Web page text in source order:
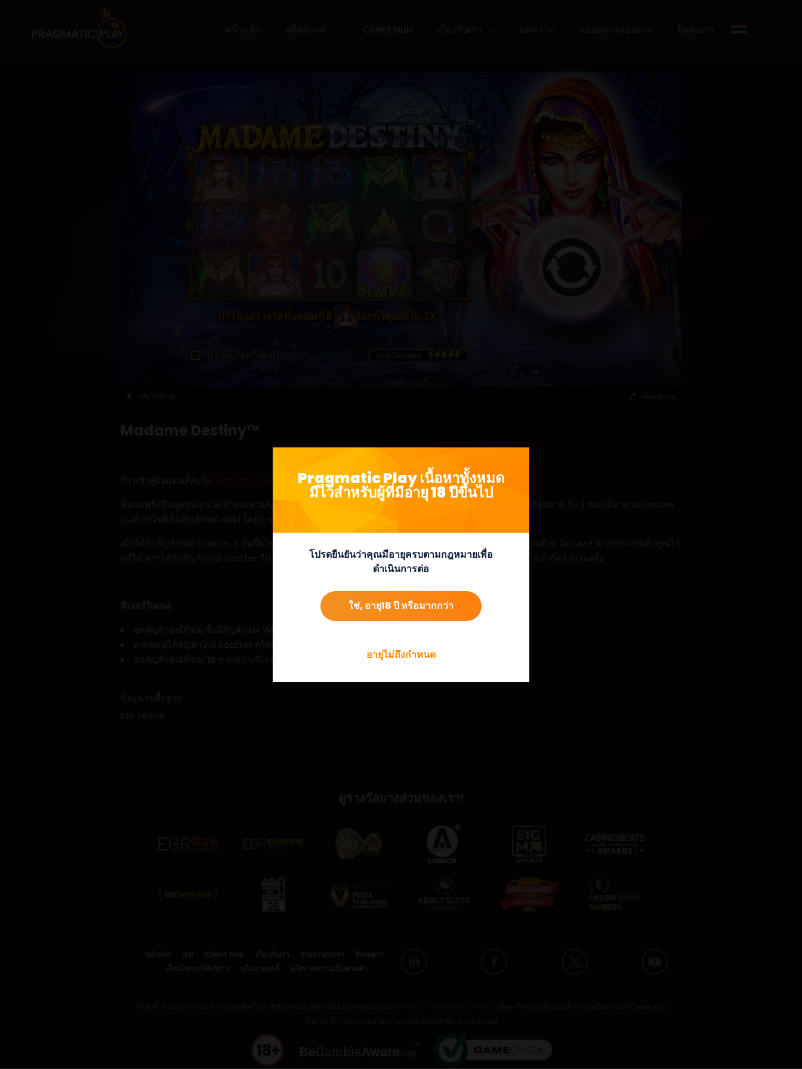
กลับไปที่เกม เต็มหน้าจอ
Madame Destiny™
ก้าวเข้าสู่ดินแดนลี้ลับใน
ค้นพบฟรีสปินสุดขนลุกและตัวคูณชวนสะพรึงท่ามกลางสัญลักษณ์แมวดำ ไพ่ทาโรต์ และเทียนที่ประดับอยู่บนกริดขนาด 5×3 ขณะที่มาดาม Destiny
เองทำหน้าที่เป็นสัญลักษณ์ Wild โดยจะคูณรางวัลทั้งหมดที่เธอมีส่วนร่วมด้วย 2x
เมื่อได้รับสัญลักษณ์ Scatter 3 อันขึ้นไป จะเปิดเกมโบนัสพร้อม 15 ฟรีสปิน ในฟีเจอร์นี้ ชัยชนะทั้งหมดจะถูกคูณด้วย 3x และสามารถรวมกับตัวคูณไว
ลด์ได้ หากได้รับสัญลักษณ์ Scatter อีก 3 อัน จะมอบฟรีสปินเพิ่มอีก 15 ครั้ง และฟีเจอร์สามารถรีทริกเกอร์ได้ไม่จำกัดจำนวนครั้ง
ฟีเจอร์ในเกม:
ชุดสัญลักษณ์ที่ชนะซึ่งมีสัญลักษณ์ Wild อย่างน้อยหนึ่งอันจะคูณด้วย 2x
หากหมุนได้สัญลักษณ์ Scatter คริสตัลบอล ตั้งแต่ 3 อันขึ้นไป จะได้รับรางวัล 15 ฟรีสปิน
ชุดสัญลักษณ์ที่ชนะใด ๆ ระหว่างฟีเจอร์จะคูณด้วย 3x
ข้อมูลเกมพื้นฐาน
RTP: 96.50%
ดูรางวัลบางส่วนของเรา!
หน้าหลัก เกม Client Hub เกี่ยวกับเรา ร่วมงานกับเรา
ติดต่อเรา
เงื่อนไขการใช้บริการ
นโยบายคุกกี้ นโยบายความเป็นส่วนตัว
Pragmatic Play เนื้อหาทั้งหมด
มีไว้สำหรับผู้ที่มีอายุ 18 ปีขึ้นไป
โปรดยืนยันว่าคุณมีอายุครบตามกฎหมายเพื่อ
ดำเนินการต่อ
ใช่, อายุ18 ปี หรือมากกว่า
อายุไม่ถึงกำหนด